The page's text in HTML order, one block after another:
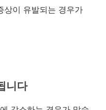
상이 유발되는 경우가
니다